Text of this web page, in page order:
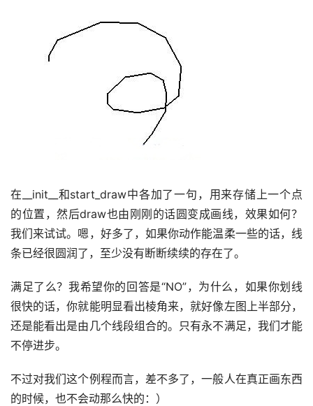
在__init__和start_draw中各加了一句，用来存储上一个点
的位置，然后draw也由刚刚的话圆变成画线，效果如何？
我们来试试。嗯，好多了，如果你动作能温柔一些的话，线
条已经很圆润了，至少没有断断续续的存在了。
满足了么？我希望你的回答是“NO”，为什么，如果你划线
很快的话，你就能明显看出棱角来，就好像左图上半部分，
还是能看出是由几个线段组合的。只有永不满足，我们才能
不停进步。
不过对我们这个例程而言，差不多了，一般人在真正画东西
的时候，也不会动那么快的：）